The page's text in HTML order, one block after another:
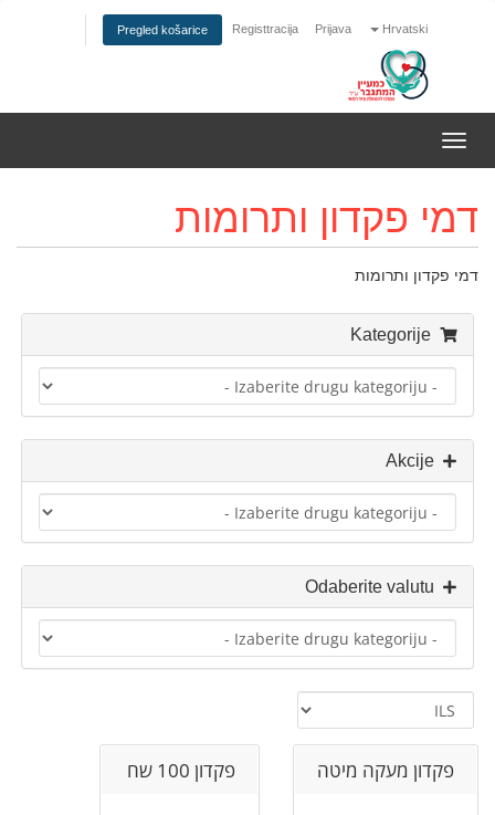
Hrvatski
Prijava
Registtracija
Pregled košarice
Prebaci
navigaciju
דמי פקדון ותרומות
דמי פקדון ותרומות
פקדון מעקה מיטה פקדון 100 שח